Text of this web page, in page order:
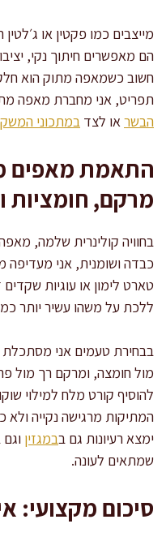
מייצבים כמו פקטין או ג׳לטין
הם מאפשרים חיתוך נקי,
חשוב כשמאפה מתוק הוא
תפריט, אני מחברת מאפה
הבשראו לצד במתכוני
התאמת מאפים
מרקם, חומציות
בחוויה קולינרית שלמה,
כבדה ושומנית, אני מעדיפה
טארט לימון או עוגיות
ללכת על משהו עשיר יותר
בבחירת טעמים אני מסתכלת
מול חומצה, ומרקם רך מול
להוסיף קורט מלח למילוי
המתיקות מרגישה נקייה ולא
ימצא רעיונות גם בבמגזין
שמתאים לעונה.
סיכום מקצועי: